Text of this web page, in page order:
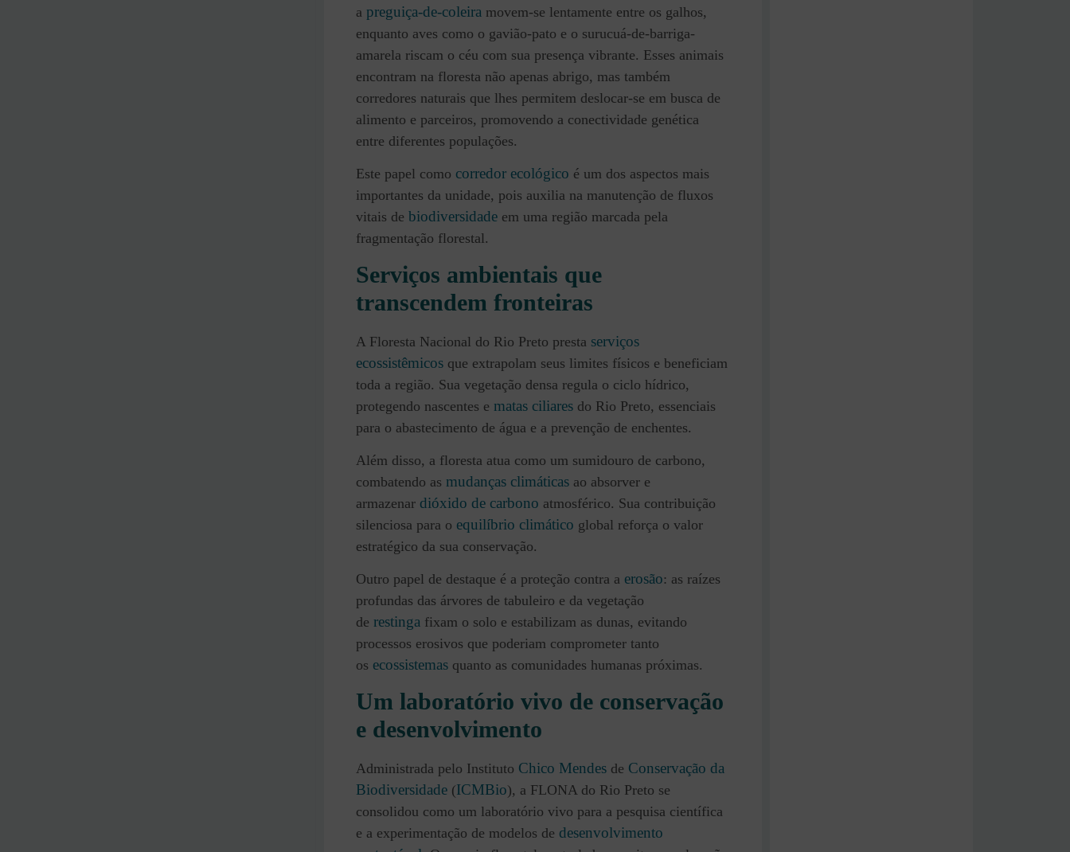
a preguiça-de-coleira movem-se lentamente entre os galhos,
enquanto aves como o gavião-pato e o surucuá-de-barriga-
amarela riscam o céu com sua presença vibrante. Esses animais
encontram na floresta não apenas abrigo, mas também
corredores naturais que lhes permitem deslocar-se em busca de
alimento e parceiros, promovendo a conectividade genética
entre diferentes populações.
Este papel como corredor ecológico é um dos aspectos mais
importantes da unidade, pois auxilia na manutenção de fluxos
vitais de biodiversidade em uma região marcada pela
fragmentação florestal.
Serviços ambientais que
transcendem fronteiras
A Floresta Nacional do Rio Preto presta serviços
ecossistêmicos que extrapolam seus limites físicos e beneficiam
toda a região. Sua vegetação densa regula o ciclo hídrico,
protegendo nascentes e matas ciliares do Rio Preto, essenciais
para o abastecimento de água e a prevenção de enchentes.
Além disso, a floresta atua como um sumidouro de carbono,
combatendo as mudanças climáticas ao absorver e
armazenar dióxido de carbono atmosférico. Sua contribuição
silenciosa para o equilíbrio climático global reforça o valor
estratégico da sua conservação.
Outro papel de destaque é a proteção contra a erosão: as raízes
profundas das árvores de tabuleiro e da vegetação
de restinga fixam o solo e estabilizam as dunas, evitando
processos erosivos que poderiam comprometer tanto
os ecossistemas quanto as comunidades humanas próximas.
Um laboratório vivo de conservação
e desenvolvimento
Administrada pelo Instituto Chico Mendes de Conservação da
Biodiversidade (ICMBio), a FLONA do Rio Preto se
consolidou como um laboratório vivo para a pesquisa científica
e a experimentação de modelos de desenvolvimento